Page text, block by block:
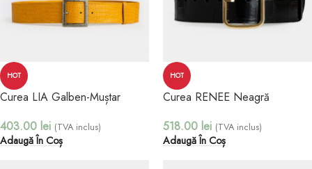
HOT
Curea LIA Galben-Muștar
403.00 lei (TVA inclus)
Adaugă În Coș
HOT
Curea RENEE Neagră
518.00 lei (TVA inclus)
Adaugă În Coș